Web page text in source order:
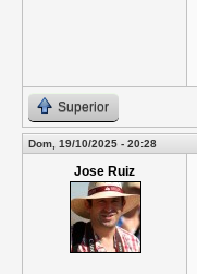
Superior
Dom, 19/10/2025 - 20:28
Jose Ruiz